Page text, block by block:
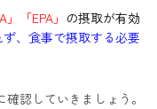
」「EPA」 の摂取が有効
、食事で摂取する必要
認していきましょう。